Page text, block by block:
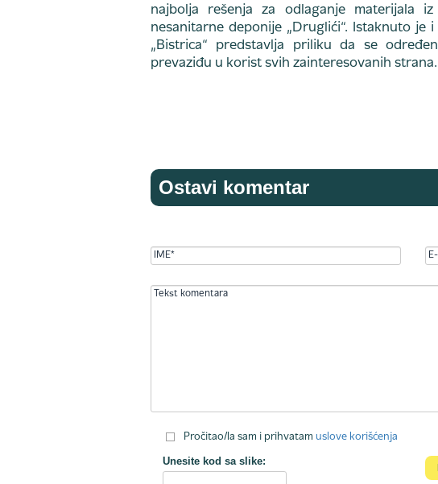
najbolja rešenja za odlaganje materijala
nesanitarne deponije „Druglići“. Istaknuto je
„Bistrica“ predstavlja priliku da se
prevaziđu u korist svih zainteresovanih strana.
Ostavi komentar
Pročitao/la sam i prihvatam uslove korišćenja
Unesite kod sa slike: